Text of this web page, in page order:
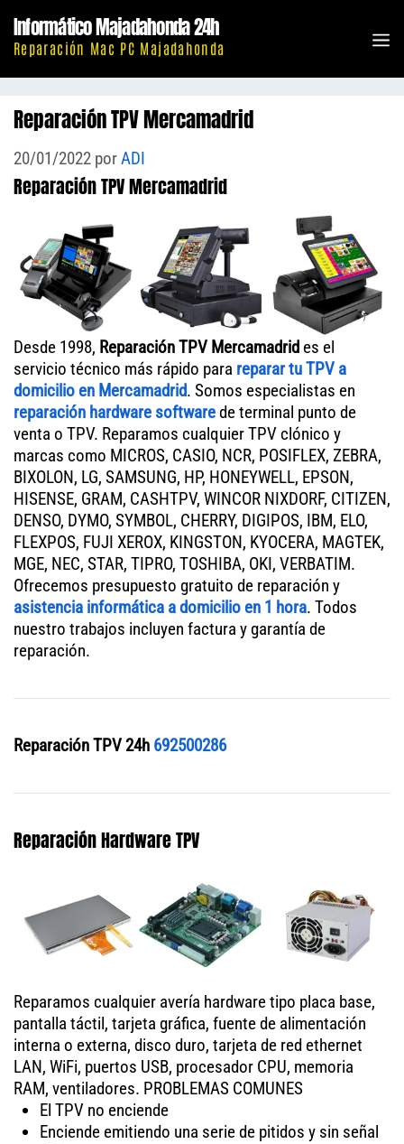
contenido
Informático Majadahonda 24h
Reparación Mac PC Majadahonda
Reparación TPV Mercamadrid
20/01/2022 porADI
Reparación TPV Mercamadrid
Desde 1998, Reparación TPV Mercamadrid es el
servicio técnico más rápido para reparar tu TPV a
domicilio en Mercamadrid. Somos especialistas en
reparación hardware softwarede terminal punto de
venta o TPV. Reparamos cualquier TPV clónico y
marcas como MICROS, CASIO, NCR, POSIFLEX, ZEBRA,
BIXOLON, LG, SAMSUNG, HP, HONEYWELL, EPSON,
HISENSE, GRAM, CASHTPV, WINCOR NIXDORF, CITIZEN,
DENSO, DYMO, SYMBOL, CHERRY, DIGIPOS, IBM, ELO,
FLEXPOS, FUJI XEROX, KINGSTON, KYOCERA, MAGTEK,
MGE, NEC, STAR, TIPRO, TOSHIBA, OKI, VERBATIM.
Ofrecemos presupuesto gratuito de reparación y
asistencia informática a domicilio en 1 hora. Todos
nuestro trabajos incluyen factura y garantía de
reparación.
Reparación TPV 24h 692500286
Reparación Hardware TPV
Reparamos cualquier avería hardware tipo placa base,
pantalla táctil, tarjeta gráfica, fuente de alimentación
interna o externa, disco duro, tarjeta de red ethernet
LAN, WiFi, puertos USB, procesador CPU, memoria
RAM, ventiladores. PROBLEMAS COMUNES
El TPV no enciende
Enciende emitiendo una serie de pitidos y sin señal